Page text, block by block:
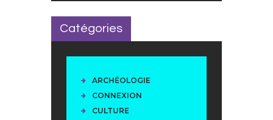
Catégories
ARCHÉOLOGIE
CONNEXION
CULTURE